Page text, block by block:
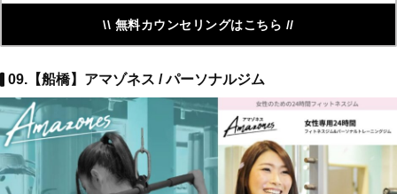
\\ 無料カウンセリングはこちら //
09.【船橋】アマゾネス / パーソナルジム